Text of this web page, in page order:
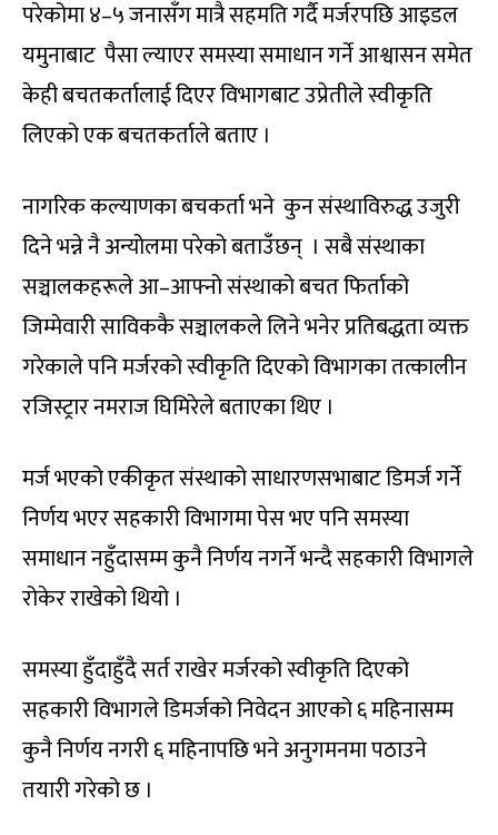
परेकोमा ४–५ जनासँग मात्रै सहमति गर्दै मर्जरपछि आइडल
यमुनाबाट पैसा ल्याएर समस्या समाधान गर्ने आश्वासन समेत
केही बचतकर्तालाई दिएर विभागबाट उप्रेतीले स्वीकृति
लिएको एक बचतकर्ताले बताए ।
नागरिक कल्याणका बचकर्ता भने कुन संस्थाविरुद्ध उजुरी
दिने भन्ने नै अन्योलमा परेको बताउँछन् । सबै संस्थाका
सञ्चालकहरूले आ–आफ्नो संस्थाको बचत फिर्ताको
जिम्मेवारी साविककै सञ्चालकले लिने भनेर प्रतिबद्धता व्यक्त
गरेकाले पनि मर्जरको स्वीकृति दिएको विभागका तत्कालीन
रजिस्ट्रार नमराज घिमिरेले बताएका थिए ।
मर्ज भएको एकीकृत संस्थाको साधारणसभाबाट डिमर्ज गर्ने
निर्णय भएर सहकारी विभागमा पेस भए पनि समस्या
समाधान नहुँदासम्म कुनै निर्णय नगर्ने भन्दै सहकारी विभागले
रोकेर राखेको थियो ।
समस्या हुँदाहुँदै सर्त राखेर मर्जरको स्वीकृति दिएको
सहकारी विभागले डिमर्जको निवेदन आएको ६ महिनासम्म
कुनै निर्णय नगरी ६ महिनापछि भने अनुगमनमा पठाउने
तयारी गरेको छ ।